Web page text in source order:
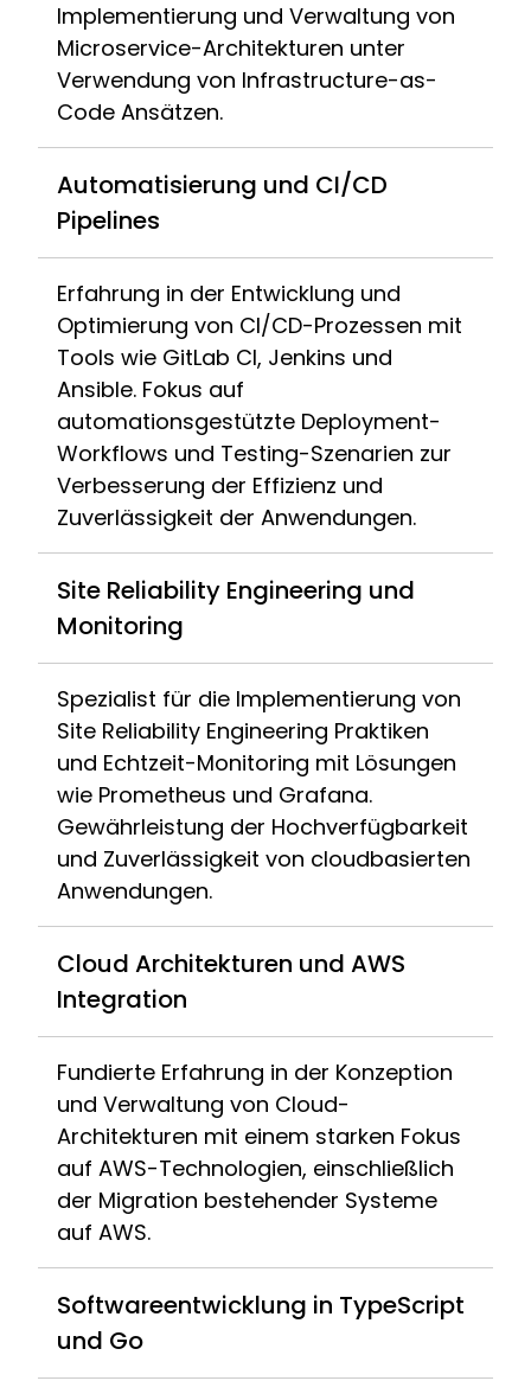
Implementierung und Verwaltung von
Microservice-Architekturen unter
Verwendung von Infrastructure-as-
Code Ansätzen.
Automatisierung und CI/CD
Pipelines
Erfahrung in der Entwicklung und
Optimierung von CI/CD-Prozessen mit
Tools wie GitLab CI, Jenkins und
Ansible. Fokus auf
automationsgestützte Deployment-
Workflows und Testing-Szenarien zur
Verbesserung der Effizienz und
Zuverlässigkeit der Anwendungen.
Site Reliability Engineering und
Monitoring
Spezialist für die Implementierung von
Site Reliability Engineering Praktiken
und Echtzeit-Monitoring mit Lösungen
wie Prometheus und Grafana.
Gewährleistung der Hochverfügbarkeit
und Zuverlässigkeit von cloudbasierten
Anwendungen.
Cloud Architekturen und AWS
Integration
Fundierte Erfahrung in der Konzeption
und Verwaltung von Cloud-
Architekturen mit einem starken Fokus
auf AWS-Technologien, einschließlich
der Migration bestehender Systeme
auf AWS.
Softwareentwicklung in TypeScript
und Go